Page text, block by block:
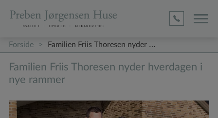
Forside > Familien Friis Thoresen nyder …
Familien Friis Thoresen nyder hverdagen i
nye rammer
(required)
(required)
(required)